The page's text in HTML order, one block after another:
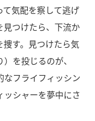
気配を察して逃げ
見つけたら、下流か
捜す。見つけたら気
を投じるのが、
なフライフィッシン
シャーを夢中にさ